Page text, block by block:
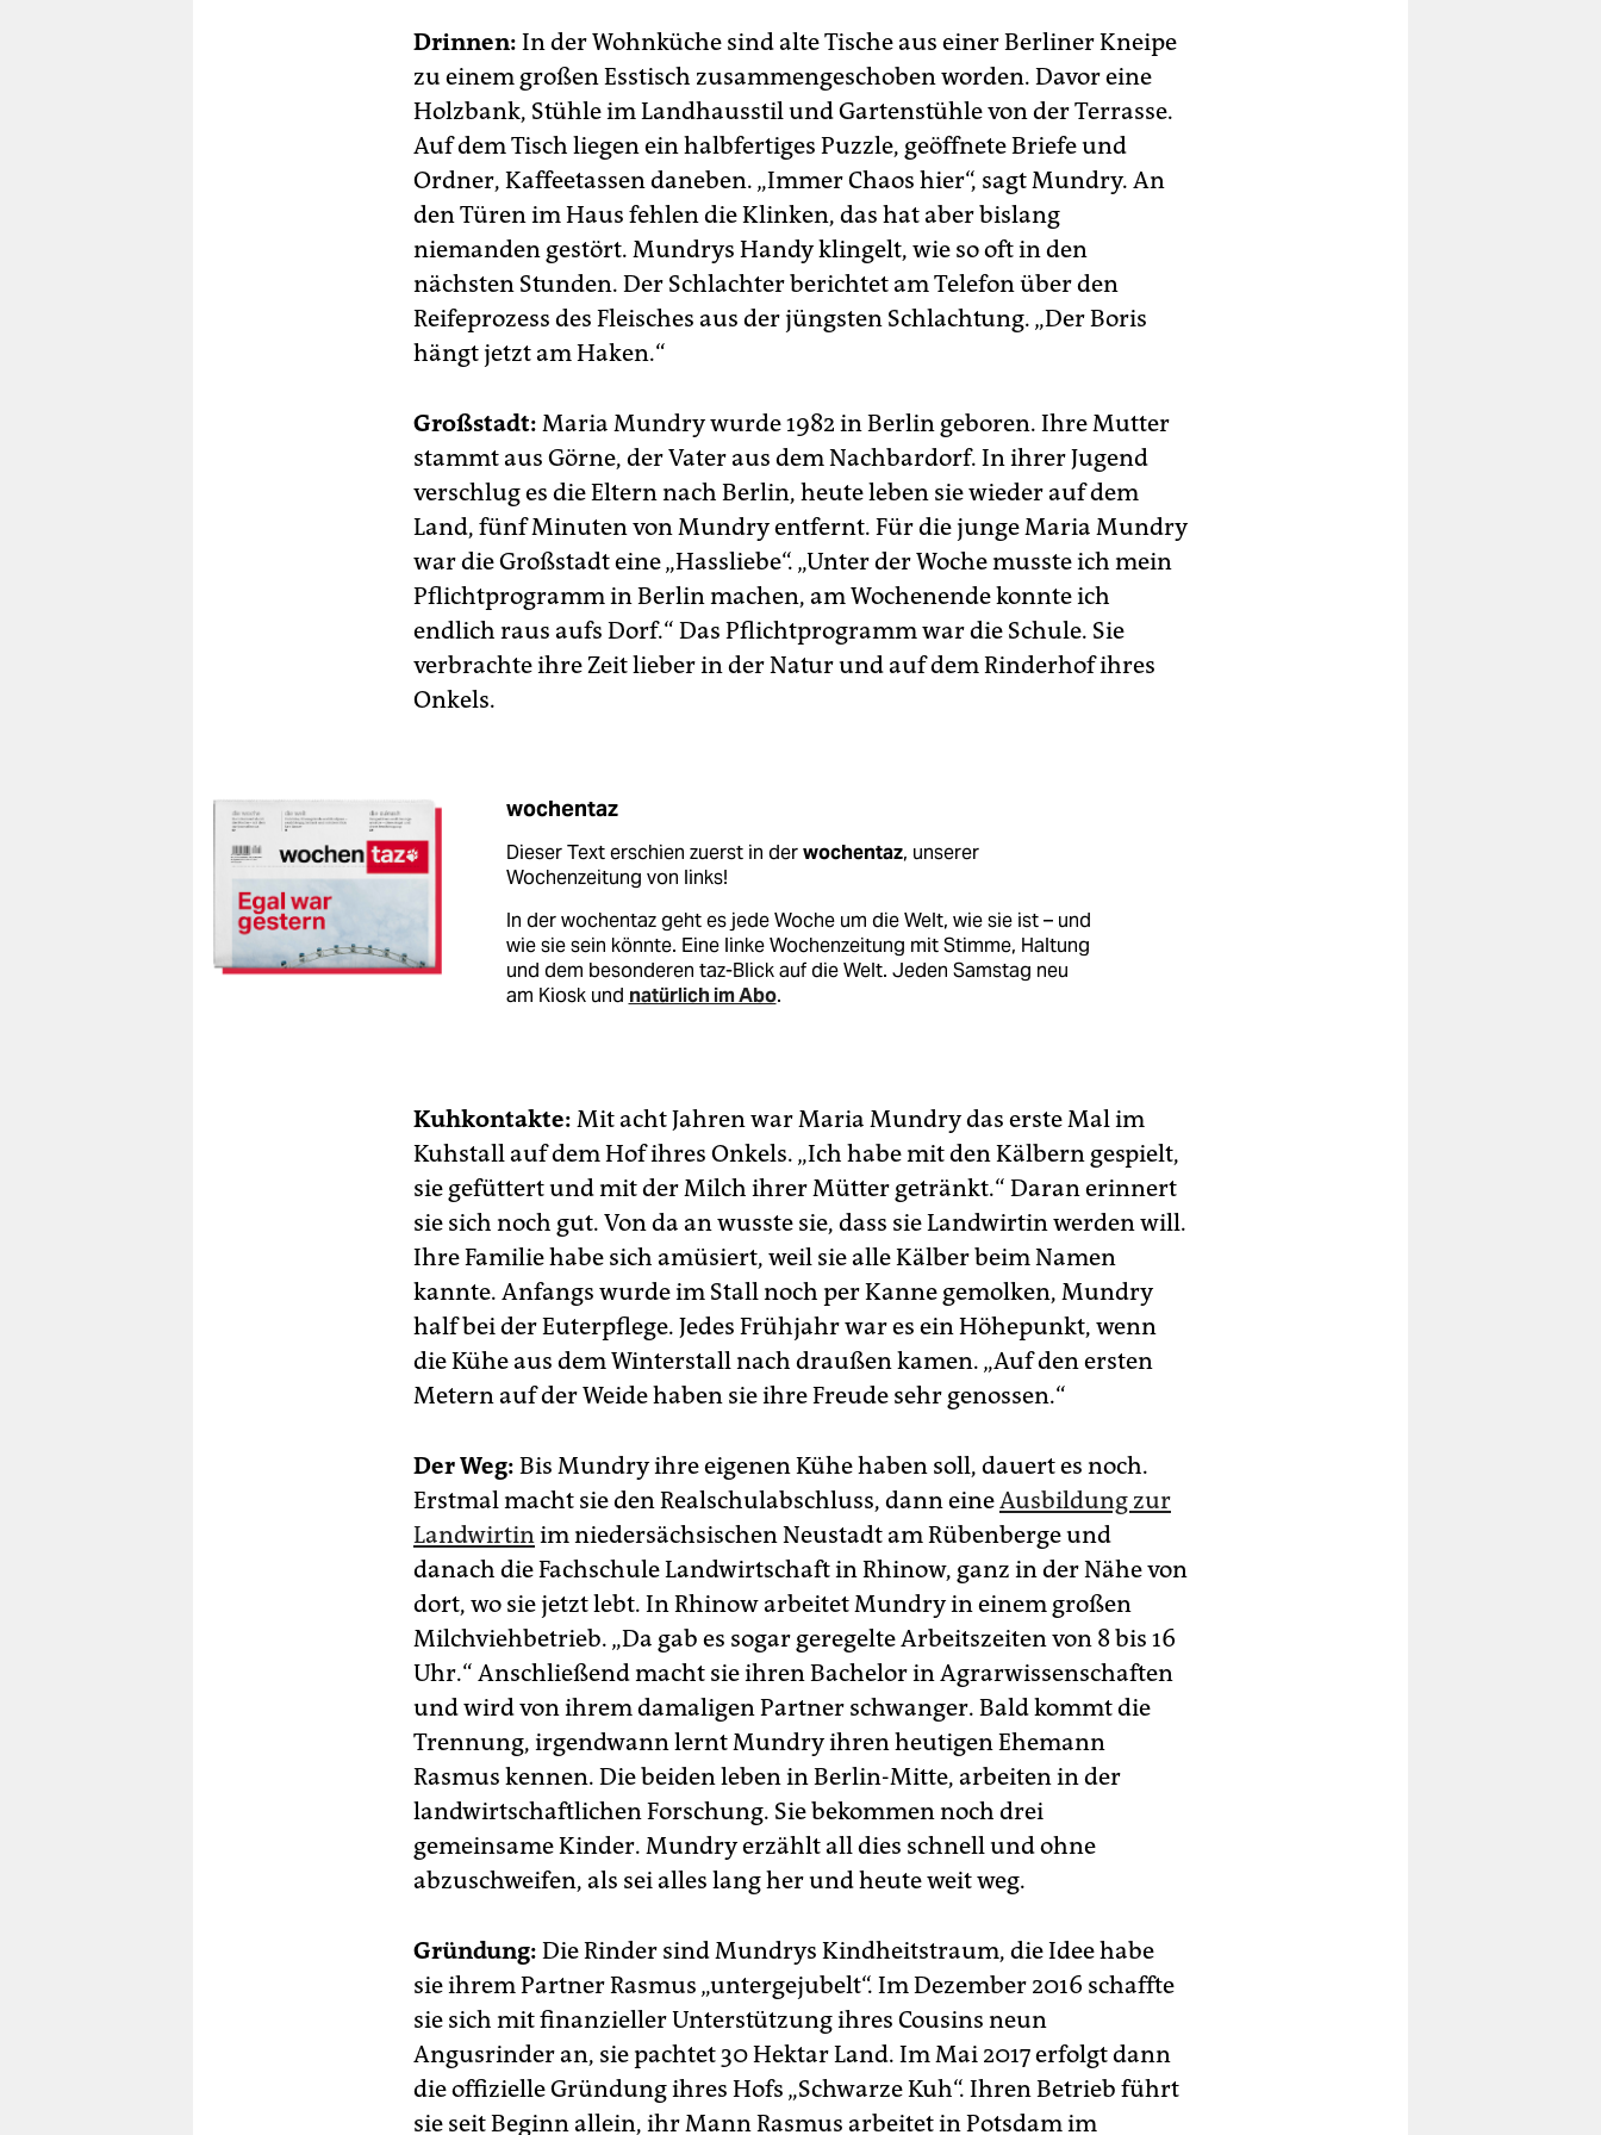
Drinnen: In der Wohnküche sind alte Tische aus einer Berliner Kneipe
zu einem großen Esstisch zusammengeschoben worden. Davor eine
Holzbank, Stühle im Landhausstil und Gartenstühle von der Terrasse.
Auf dem Tisch liegen ein halbfertiges Puzzle, geöffnete Briefe und
Ordner, Kaffeetassen daneben. „Immer Chaos hier“, sagt Mundry. An
den Türen im Haus fehlen die Klinken, das hat aber bislang
niemanden gestört. Mundrys Handy klingelt, wie so oft in den
nächsten Stunden. Der Schlachter berichtet am Telefon über den
Reifeprozess des Fleisches aus der jüngsten Schlachtung. „Der Boris
hängt jetzt am Haken.“
Großstadt: Maria Mundry wurde 1982 in Berlin geboren. Ihre Mutter
stammt aus Görne, der Vater aus dem Nachbardorf. In ihrer Jugend
verschlug es die Eltern nach Berlin, heute leben sie wieder auf dem
Land, fünf Minuten von Mundry entfernt. Für die junge Maria Mundry
war die Großstadt eine „Hassliebe“. „Unter der Woche musste ich mein
Pflichtprogramm in Berlin machen, am Wochenende konnte ich
endlich raus aufs Dorf.“ Das Pflichtprogramm war die Schule. Sie
verbrachte ihre Zeit lieber in der Natur und auf dem Rinderhof ihres
Onkels.
wochentaz
Dieser Text erschien zuerst in derwochentaz, unserer
Wochenzeitung von links!
In der wochentaz geht es jede Woche um die Welt, wie sie ist – und
wie sie sein könnte. Eine linke Wochenzeitung mit Stimme, Haltung
und dem besonderen taz-Blick auf die Welt. Jeden Samstag neu
am Kiosk und natürlich im Abo.
Kuhkontakte: Mit acht Jahren war Maria Mundry das erste Mal im
Kuhstall auf dem Hof ihres Onkels. „Ich habe mit den Kälbern gespielt,
sie gefüttert und mit der Milch ihrer Mütter getränkt.“ Daran erinnert
sie sich noch gut. Von da an wusste sie, dass sie Landwirtin werden will.
Ihre Familie habe sich amüsiert, weil sie alle Kälber beim Namen
kannte. Anfangs wurde im Stall noch per Kanne gemolken, Mundry
half bei der Euterpflege. Jedes Frühjahr war es ein Höhepunkt, wenn
die Kühe aus dem Winterstall nach draußen kamen. „Auf den ersten
Metern auf der Weide haben sie ihre Freude sehr genossen.“
Der Weg: Bis Mundry ihre eigenen Kühe haben soll, dauert es noch.
Erstmal macht sie den Realschulabschluss, dann eineAusbildung zur
Landwirtinim niedersächsischen Neustadt am Rübenberge und
danach die Fachschule Landwirtschaft in Rhinow, ganz in der Nähe von
dort, wo sie jetzt lebt. In Rhinow arbeitet Mundry in einem großen
Milchviehbetrieb. „Da gab es sogar geregelte Arbeitszeiten von 8 bis 16
Uhr.“ Anschließend macht sie ihren Bachelor in Agrarwissenschaften
und wird von ihrem damaligen Partner schwanger. Bald kommt die
Trennung, irgendwann lernt Mundry ihren heutigen Ehemann
Rasmus kennen. Die beiden leben in Berlin-Mitte, arbeiten in der
landwirtschaftlichen Forschung. Sie bekommen noch drei
gemeinsame Kinder. Mundry erzählt all dies schnell und ohne
abzuschweifen, als sei alles lang her und heute weit weg.
Gründung: Die Rinder sind Mundrys Kindheitstraum, die Idee habe
sie ihrem Partner ­Rasmus „untergejubelt“. Im Dezember 2016 schaffte
sie sich mit finanzieller Unterstützung ihres Cousins neun
Angusrinder an, sie pachtet 30 Hektar Land. Im Mai 2017 erfolgt dann
die offizielle Gründung ihres Hofs „Schwarze Kuh“. Ihren Betrieb führt
sie seit Beginn allein, ihr Mann Rasmus arbeitet in Potsdam im